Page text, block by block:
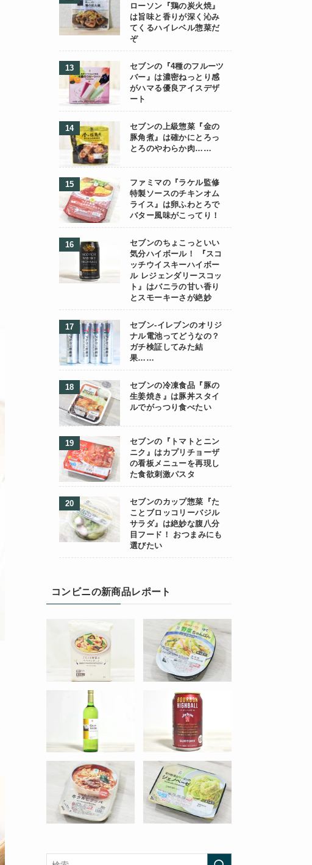
ローソン『鶏の炭火焼』
は旨味と香りが深く沁み
てくるハイレベル惣菜だ
ぞ
セブンの『4種のフルーツ
バー』は濃密ねっとり感
がハマる優良アイスデザ
ート
セブンの上級惣菜『金の
豚角煮』は確かにとろっ
とろのやわらか肉……
ファミマの『ラケル監修
特製ソースのチキンオム
ライス』は卵ふわとろで
バター風味がこってり！
セブンのちょこっといい
気分ハイボール！ 『スコ
ッチウイスキーハイボー
ル レジェンダリースコッ
ト』はバニラの甘い香り
とスモーキーさが絶妙
セブン-イレブンのオリジ
ナル電池ってどうなの？
ガチ検証してみた結
果……
セブンの冷凍食品『豚の
生姜焼き』は豚丼スタイ
ルでがっつり食べたい
セブンの『トマトとニン
ニク』はカプリチョーザ
の看板メニューを再現し
た食欲刺激パスタ
セブンのカップ惣菜『た
ことブロッコリーバジル
サラダ』は絶妙な腹八分
目フード！ おつまみにも
選びたい
コンビニの新商品レポート